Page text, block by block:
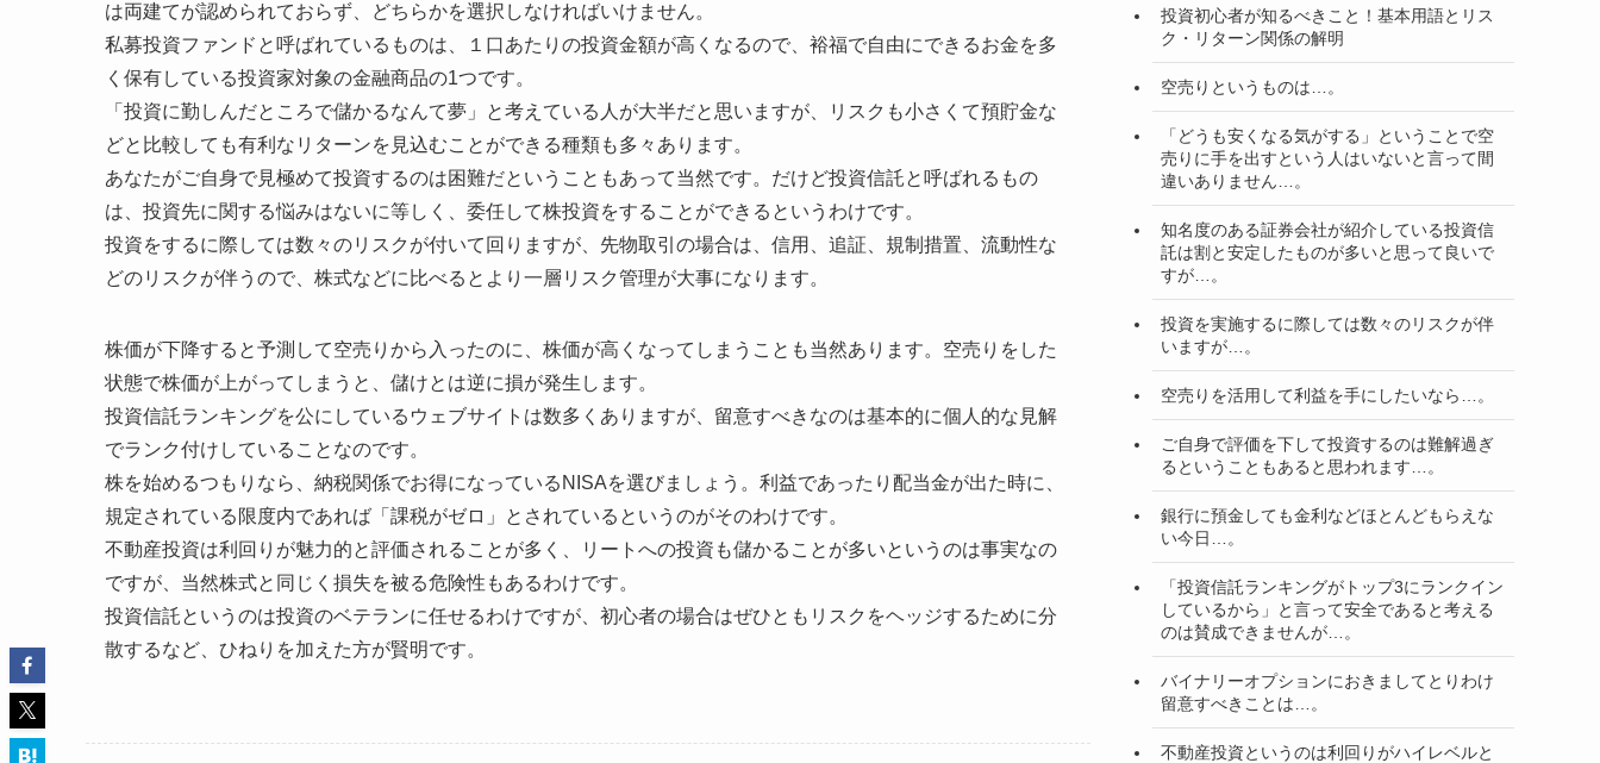
は両建てが認められておらず、どちらかを選択しなければいけません。
私募投資ファンドと呼ばれているものは、１口あたりの投資金額が高くなるので、裕福で自由にできるお金を多
く保有している投資家対象の金融商品の1つです。
「投資に勤しんだところで儲かるなんて夢」と考えている人が大半だと思いますが、リスクも小さくて預貯金な
どと比較しても有利なリターンを見込むことができる種類も多々あります。
あなたがご自身で見極めて投資するのは困難だということもあって当然です。だけど投資信託と呼ばれるもの
は、投資先に関する悩みはないに等しく、委任して株投資をすることができるというわけです。
投資をするに際しては数々のリスクが付いて回りますが、先物取引の場合は、信用、追証、規制措置、流動性な
どのリスクが伴うので、株式などに比べるとより一層リスク管理が大事になります。
株価が下降すると予測して空売りから入ったのに、株価が高くなってしまうことも当然あります。空売りをした
状態で株価が上がってしまうと、儲けとは逆に損が発生します。
投資信託ランキングを公にしているウェブサイトは数多くありますが、留意すべきなのは基本的に個人的な見解
でランク付けしていることなのです。
株を始めるつもりなら、納税関係でお得になっているNISAを選びましょう。利益であったり配当金が出た時に、
規定されている限度内であれば「課税がゼロ」とされているというのがそのわけです。
不動産投資は利回りが魅力的と評価されることが多く、リートへの投資も儲かることが多いというのは事実なの
ですが、当然株式と同じく損失を被る危険性もあるわけです。
投資信託というのは投資のベテランに任せるわけですが、初心者の場合はぜひともリスクをヘッジするために分
散するなど、ひねりを加えた方が賢明です。
投資初心者が知るべきこと！基本用語とリス
ク・リターン関係の解明
空売りというものは…。
「どうも安くなる気がする」ということで空
売りに手を出すという人はいないと言って間
違いありません…。
知名度のある証券会社が紹介している投資信
託は割と安定したものが多いと思って良いで
すが…。
投資を実施するに際しては数々のリスクが伴
いますが…。
空売りを活用して利益を手にしたいなら…。
ご自身で評価を下して投資するのは難解過ぎ
るということもあると思われます…。
銀行に預金しても金利などほとんどもらえな
い今日…。
「投資信託ランキングがトップ3にランクイン
しているから」と言って安全であると考える
のは賛成できませんが…。
バイナリーオプションにおきましてとりわけ
留意すべきことは…。
不動産投資というのは利回りがハイレベルと